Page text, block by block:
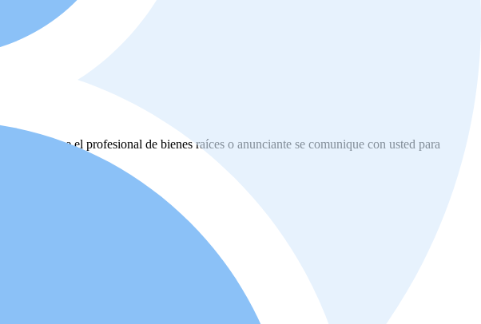
acuerdo que el profesional de bienes raíces o anunciante se comunique con usted para